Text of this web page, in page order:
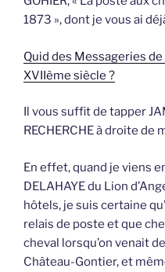
1873 », dont je vous ai
Quid des Messageries de
XVIIème siècle ?
Il vous suffit de tapper
RECHERCHE à droite de
En effet, quand je viens
DELAHAYE du Lion
hôtels, je suis certaine
relais de poste et que
cheval lorsqu’on venait
Château-Gontier, et